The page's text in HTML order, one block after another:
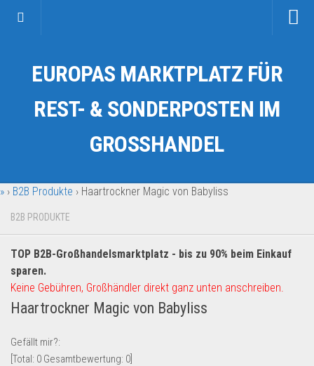
Kategorien
Auto & Motorrad
Fahrzeuge & Transport
Garten & Werkzeug
Geschäft, Büro & Schreibwaren
Geschenkartikel
Handy und Smartphone
Kosmetik & Pflege
Multimedia & Elektro
EUROPAS MARKTPLATZ FÜR
REST- & SONDERPOSTEN IM
GROSSHANDEL
» › B2B Produkte › Haartrockner Magic von Babyliss
B2B PRODUKTE
TOP B2B-Großhandelsmarktplatz - bis zu 90% beim Einkauf
sparen.
Keine Gebühren, Großhändler direkt ganz unten anschreiben.
Haartrockner Magic von Babyliss
Gefällt mir?:
[Total: 0 Gesamtbewertung: 0